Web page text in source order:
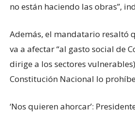
no están haciendo las obras”,
Además, el mandatario resaltó
va a afectar “al gasto social de
dirige a los sectores
Constitución Nacional lo
‘Nos quieren ahorcar’: